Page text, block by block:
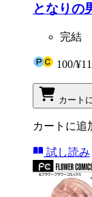
となりの
完結
100/
カート
カートに追
試し読み